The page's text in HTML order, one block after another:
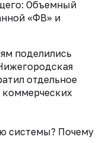
Объемный
«ФВ» и
поделились
отдельное
коммерческих
системы? Почему